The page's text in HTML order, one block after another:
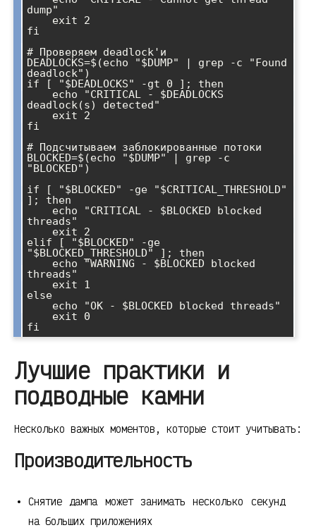
dump"
fi
# Проверяем deadlock'и
DEADLOCKS=$(echo "$DUMP" | grep -c "Found
deadlock")
if [ "$DEADLOCKS" -gt 0 ]; then
deadlock(s) detected"
fi
# Подсчитываем заблокированные потоки
BLOCKED=$(echo "$DUMP" | grep -c
"BLOCKED")
if [ "$BLOCKED" -ge "$CRITICAL_THRESHOLD"
]; then
threads"
elif [ "$BLOCKED" -ge
"$BLOCKED_THRESHOLD" ]; then
threads"
else
Лучшие практики и
подводные камни
Несколько важных моментов, которые стоит учитывать:
Производительность
Снятие дампа может занимать несколько секунд
на больших приложениях